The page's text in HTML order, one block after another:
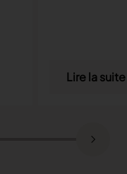
Lire la suite